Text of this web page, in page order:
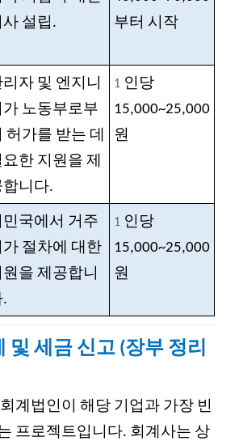
사 설립.
부터 시작
리자 및 엔지니
가 노동부로부
허가를 받는 데
요한 지원을 제
합니다.
1 인당
15,000~25,000
원
민국에서 거주
가 절차에 대한
원을 제공합니
.
1 인당
15,000~25,000
원
및 세금 신고 (장부 정리
계법인이 해당 기업과 가장 빈
프로젝트입니다. 회계사는 상